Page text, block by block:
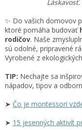
✨ Do vašich domovov
ktoré pomáha budovať
rodičov. Naše
sú odolné, pripravené
Vyrobené z
TIP: Nechajte sa
nápadov, tipov a
➤ Čo je montessori
➤ 15 jesenných aktivít